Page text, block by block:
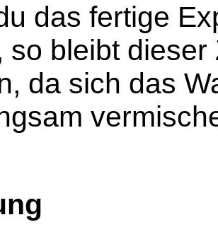
das fertige
so bleibt
da sich das